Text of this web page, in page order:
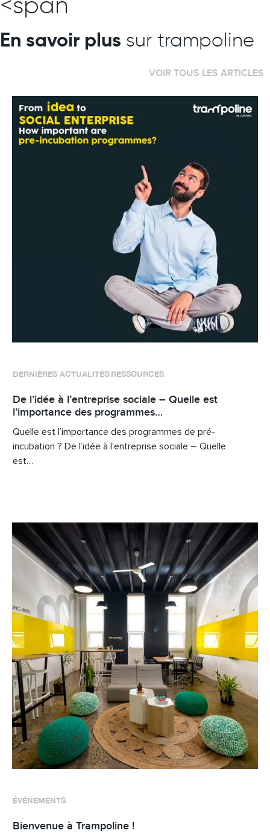
<span
En savoir plus sur trampoline
VOIR TOUS LES ARTICLES
DERNIÈRES ACTUALITÉS RESSOURCES
De l’idée à l’entreprise sociale – Quelle est
l’importance des programmes…
Quelle est l’importance des programmes de pré-
incubation ? De l’idée à l’entreprise sociale – Quelle
est…
ÉVÉNEMENTS
Bienvenue à Trampoline !